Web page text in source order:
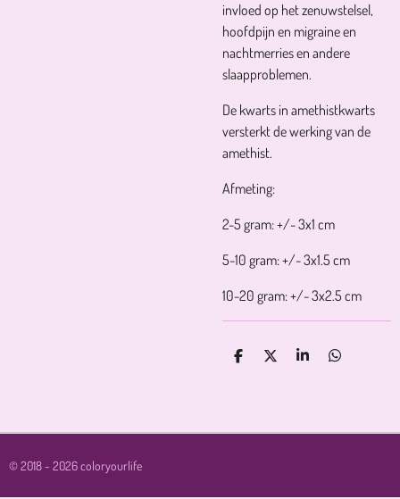
invloed op het zenuwstelsel,
hoofdpijn en migraine en
nachtmerries en andere
slaapproblemen.
De kwarts in amethistkwarts
versterkt de werking van de
amethist.
Afmeting:
2-5 gram: +/- 3x1 cm
5-10 gram: +/- 3x1.5 cm
10-20 gram: +/- 3x2.5 cm
D
D
S
D
© 2018 - 2026 coloryourlife